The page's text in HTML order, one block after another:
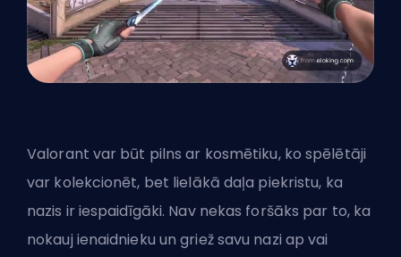
Valorant var būt pilns ar kosmētiku, ko spēlētāji
var kolekcionēt, bet lielākā daļa piekristu, ka
nazis ir iespaidīgāki. Nav nekas foršāks par to, ka
nokauj ienaidnieku un griež savu nazi ap vai